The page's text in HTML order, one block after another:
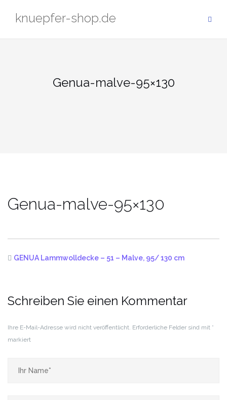
Inhaltknuepfer-shop.de
Genua-malve-95×130
Genua-malve-95×130
GENUA Lammwolldecke – 51 – Malve, 95/ 130 cm
Schreiben Sie einen Kommentar
Ihre E-Mail-Adresse wird nicht veröffentlicht. Erforderliche Felder sind mit *
markiert